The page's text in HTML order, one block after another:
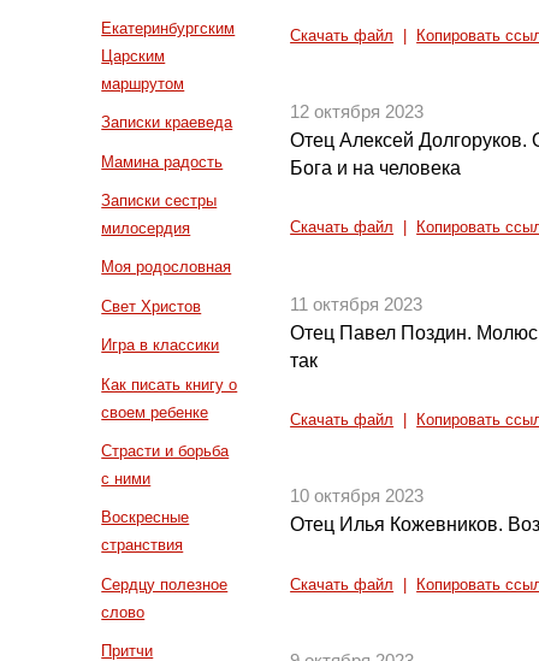
Екатеринбургским
Царским
маршрутом
Записки краеведа
Мамина радость
Записки сестры
милосердия
Моя родословная
Свет Христов
Игра в классики
Как писать книгу о
своем ребенке
Страсти и борьба
с ними
Воскресные
странствия
Сердцу полезное
слово
Притчи
Скачать файл Копировать
12 октября 2023
Отец Алексей Долгоруков.
Бога и на человека
Скачать файл Копировать
11 октября 2023
Отец Павел Поздин.
так
Скачать файл Копировать
10 октября 2023
Отец Илья Кожевников.
Скачать файл Копировать